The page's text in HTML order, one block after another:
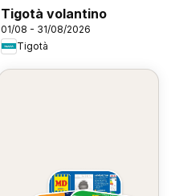
Tigotà volantino
01/08 - 31/08/2026
Tigotà